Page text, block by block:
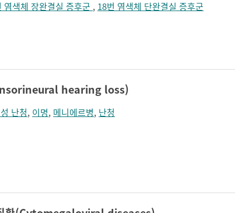
콧등이 넓어짐 턱끝이 커보임
학습장애
염색체 장완결실 증후군 , 18번 염색체 단완결실 증후군
hearing loss)
난청, 이명, 메니에르병, 난청